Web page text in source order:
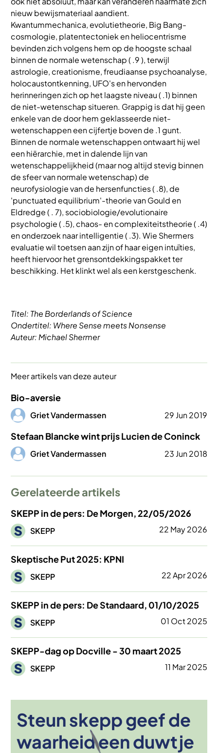
nieuw bewijsmateriaal aandient.
Kwantummechanica, evolutietheorie, Big Bang-
cosmologie, platentectoniek en heliocentrisme
bevinden zich volgens hem op de hoogste schaal
binnen de normale wetenschap ( .9 ), terwijl
astrologie, creationisme, freudiaanse psychoanalyse,
holocaustontkenning, UFO's en hervonden
herinneringen zich op het laagste niveau ( .1) binnen
de niet-wetenschap situeren. Grappig is dat hij geen
enkele van de door hem geklasseerde niet-
wetenschappen een cijfertje boven de .1 gunt.
Binnen de normale wetenschappen ontwaart hij wel
een hiërarchie, met in dalende lijn van
wetenschappelijkheid (maar nog altijd stevig binnen
de sfeer van normale wetenschap) de
neurofysiologie van de hersenfuncties ( .8), de
'punctuated equilibrium'-theorie van Gould en
Eldredge ( . 7), sociobiologie/evolutionaire
psychologie ( .5), chaos- en complexiteitstheorie ( .4)
en onderzoek naar intelligentie ( .3). Wie Shermers
evaluatie wil toetsen aan zijn of haar eigen intuïties,
heeft hiervoor het grensontdekkingspakket ter
beschikking. Het klinkt wel als een kerstgeschenk.
Titel: The Borderlands of Science
Ondertitel: Where Sense meets Nonsense
Auteur: Michael Shermer
Meer artikels van deze auteur
Bio-aversie
Afbeelding
Griet Vandermassen 29 Jun 2019
Stefaan Blancke wint prijs Lucien de Coninck
Afbeelding
Griet Vandermassen 23 Jun 2018
Gerelateerde artikels
SKEPP in de pers: De Morgen, 22/05/2026
Afbeelding
SKEPP 22 May 2026
Skeptische Put 2025: KPNI
Afbeelding
SKEPP 22 Apr 2026
SKEPP in de pers: De Standaard, 01/10/2025
Afbeelding
SKEPP 01 Oct 2025
SKEPP-dag op Docville - 30 maart 2025
Afbeelding
SKEPP 11 Mar 2025
Steun skepp geef de
waarheid een duwtje
Afbeelding